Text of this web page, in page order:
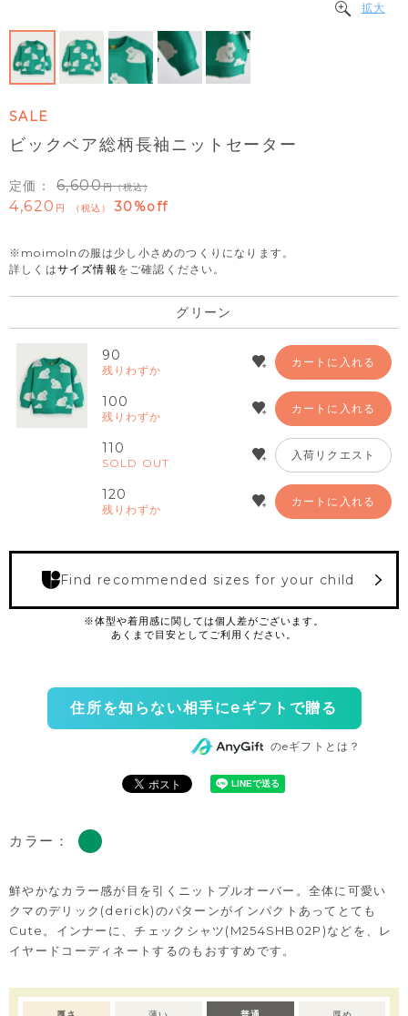
拡大
SALE
ビックベア総柄長袖ニットセーター
定価： 6,600 （税込）
4,620 税込 30%off
※moimolnの服は少し小さめのつくりになります。
詳しくはサイズ情報 をご確認ください。
グリーン
90
残りわずか
カートに入れる
100
残りわずか
カートに入れる
110
SOLD OUT
入荷リクエスト
120
残りわずか
カートに入れる
Find recommended sizes for your child
住所を知らない相手にeギフトで贈る
のeギフトとは？
カラー：
鮮やかなカラー感が目を引くニットプルオーバー。全体に可愛い
クマのデリック(derick)のパターンがインパクトあってとても
Cute。インナーに、チェックシャツ(M254SHB02P)などを、レ
イヤードコーディネートするのもおすすめです。